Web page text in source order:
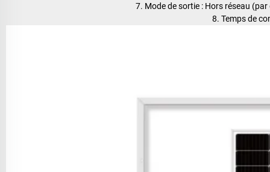
7. Mode de sortie : Hors réseau
8. Temps de